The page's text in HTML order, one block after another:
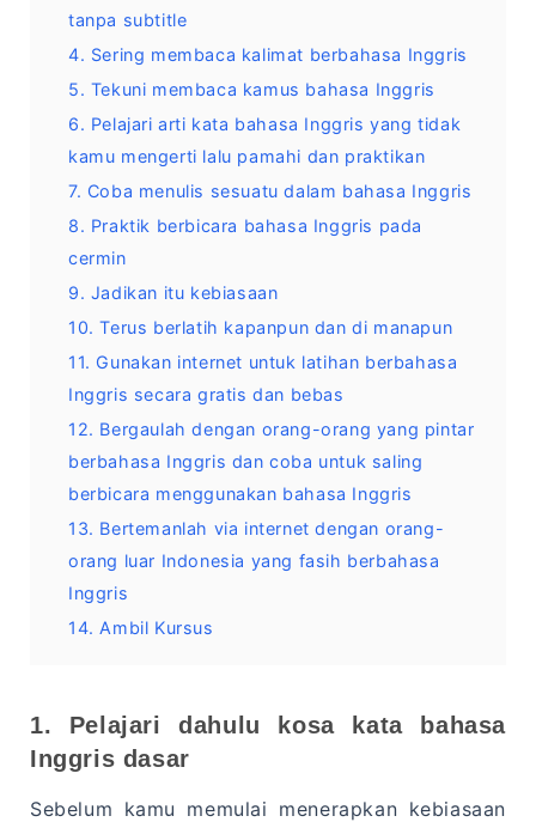
tanpa subtitle
4. Sering membaca kalimat berbahasa Inggris
5. Tekuni membaca kamus bahasa Inggris
6. Pelajari arti kata bahasa Inggris yang tidak
kamu mengerti lalu pamahi dan praktikan
7. Coba menulis sesuatu dalam bahasa Inggris
8. Praktik berbicara bahasa Inggris pada
cermin
9. Jadikan itu kebiasaan
10. Terus berlatih kapanpun dan di manapun
11. Gunakan internet untuk latihan berbahasa
Inggris secara gratis dan bebas
12. Bergaulah dengan orang-orang yang pintar
berbahasa Inggris dan coba untuk saling
berbicara menggunakan bahasa Inggris
13. Bertemanlah via internet dengan orang-
orang luar Indonesia yang fasih berbahasa
Inggris
14. Ambil Kursus
1. Pelajari dahulu kosa kata bahasa
Inggris dasar
Sebelum kamu memulai menerapkan kebiasaan